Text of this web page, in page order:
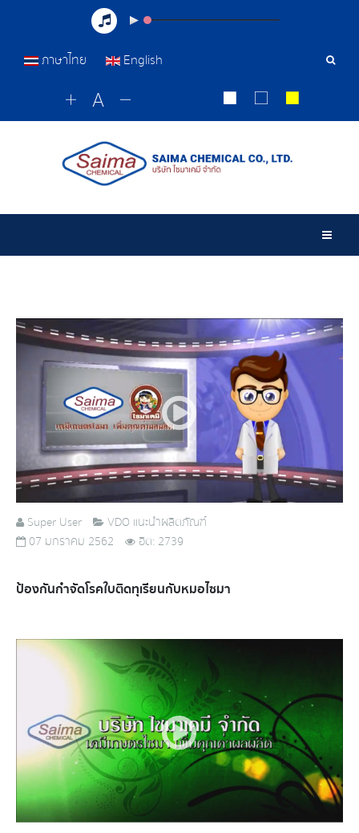
เครื่อ
ภาษาไทย English
Super User
VDO แนะนำผลิตภัณฑ์
07 มกราคม 2562
ฮิต: 2739
ป้องกันกำจัดโรคใบติดทุเรียนกับหมอไซมา